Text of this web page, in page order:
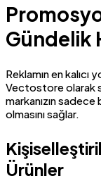
Gündelik
Reklamın en
Vectostore olarak
markanızın
olmasını sağlar.
Ürünler